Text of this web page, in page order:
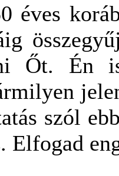
éves
Őt. Én
szól
Elfogad